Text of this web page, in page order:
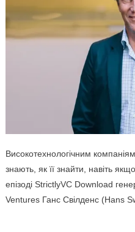
Високотехнологічним компаніям
знають, як її знайти, навіть
епізоді StrictlyVC Download
Ventures Ганс Свілденс (Hans